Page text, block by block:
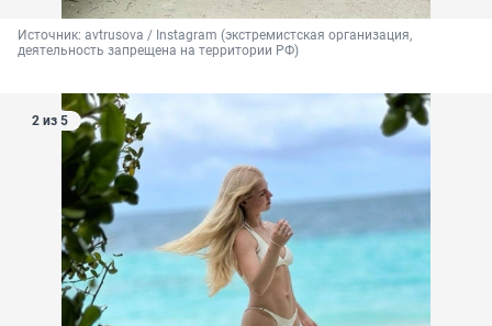
Источник: avtrusova / Instagram (экстремистская организация,
деятельность запрещена на территории РФ)
2 из 5